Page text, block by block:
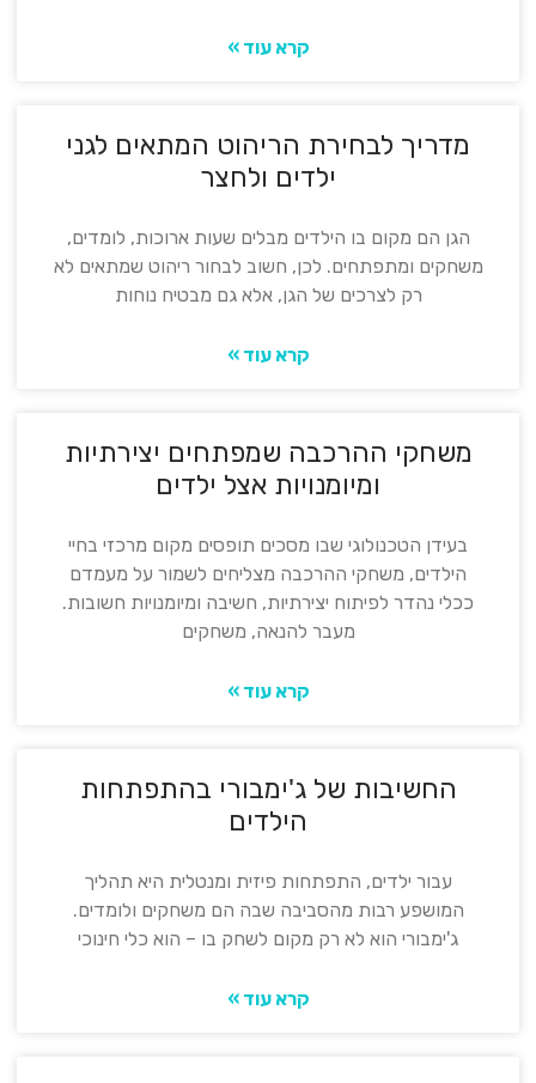
קרא עוד »
מדריך לבחירת הריהוט המתאים לגני
ילדים ולחצר
הגן הם מקום בו הילדים מבלים שעות ארוכות, לומדים,
משחקים ומתפתחים. לכן, חשוב לבחור ריהוט שמתאים לא
רק לצרכים של הגן, אלא גם מבטיח נוחות
קרא עוד »
משחקי ההרכבה שמפתחים יצירתיות
ומיומנויות אצל ילדים
בעידן הטכנולוגי שבו מסכים תופסים מקום מרכזי בחיי
הילדים, משחקי ההרכבה מצליחים לשמור על מעמדם
ככלי נהדר לפיתוח יצירתיות, חשיבה ומיומנויות חשובות.
מעבר להנאה, משחקים
קרא עוד »
החשיבות של ג'ימבורי בהתפתחות
הילדים
עבור ילדים, התפתחות פיזית ומנטלית היא תהליך
המושפע רבות מהסביבה שבה הם משחקים ולומדים.
ג'ימבורי הוא לא רק מקום לשחק בו – הוא כלי חינוכי
קרא עוד »